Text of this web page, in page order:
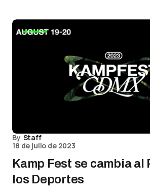
By Staff
18 de julio de 2023
Kamp Fest se cambia al
los Deportes